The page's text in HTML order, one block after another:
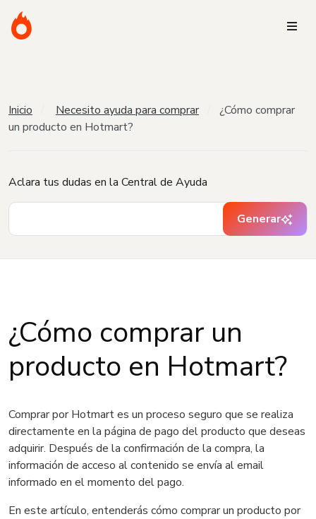
Inicio Necesito ayuda para comprar
¿Cómo comprar
un producto en Hotmart?
Aclara tus dudas en la Central de Ayuda
Generar
¿Cómo comprar un
producto en Hotmart?
Comprar por Hotmart es un proceso seguro que se realiza
directamente en la página de pago del producto que deseas
adquirir. Después de la confirmación de la compra, la
información de acceso al contenido se envía al email
informado en el momento del pago.
En este artículo, entenderás cómo comprar un producto por